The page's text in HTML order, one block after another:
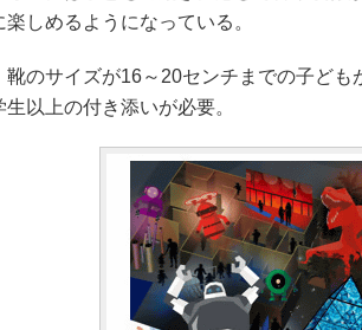
楽しめるようになっている。
のサイズが16～20センチまでの子ども
生以上の付き添いが必要。